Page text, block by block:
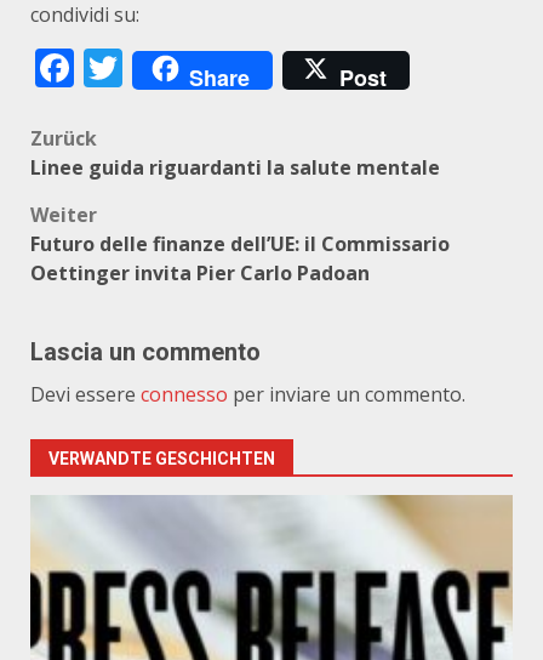
condividi su:
Facebook
Twitter
Share Post
Beitragsnavigation
Zurück
Linee guida riguardanti la salute mentale
Weiter
Futuro delle finanze dell’UE: il Commissario
Oettinger invita Pier Carlo Padoan
Lascia un commento
Devi essere connesso per inviare un commento.
VERWANDTE GESCHICHTEN